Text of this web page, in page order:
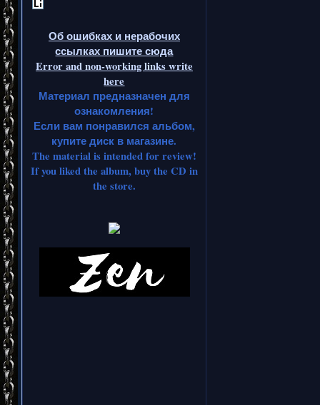
Об ошибках и нерабочих
ссылках пишите сюда
Error and non-working links write
here
Материал предназначен для
ознакомления!
Если вам понравился альбом,
купите диск в магазине.
The material is intended for review!
If you liked the album, buy the CD in
the store.